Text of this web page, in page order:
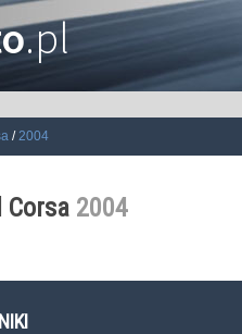
.pl
2004
Corsa 2004